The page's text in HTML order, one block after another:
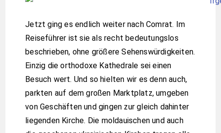
Jetzt ging es endlich weiter nach Comrat. Im
Reiseführer ist sie als recht bedeutungslos
beschrieben, ohne größere Sehenswürdigkeiten.
Einzig die orthodoxe Kathedrale sei einen
Besuch wert. Und so hielten wir es denn auch,
parkten auf dem großen Marktplatz, umgeben
von Geschäften und gingen zur gleich dahinter
liegenden Kirche. Die moldauischen und auch